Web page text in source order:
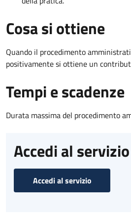
Cosa si ottiene
Quando il procedimento
positivamente si ottiene un
Tempi e scadenze
Durata massima del procedimento
Accedi al servizio
Accedi al servizio